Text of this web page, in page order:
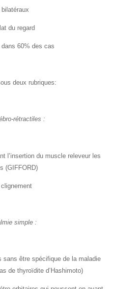
du regard
dans 60% des cas
deux rubriques:
rétractiles :
l’insertion du muscle releveur les
(GIFFORD)
simple :
être spécifique de la maladie
de thyroïdite d’Hashimoto)